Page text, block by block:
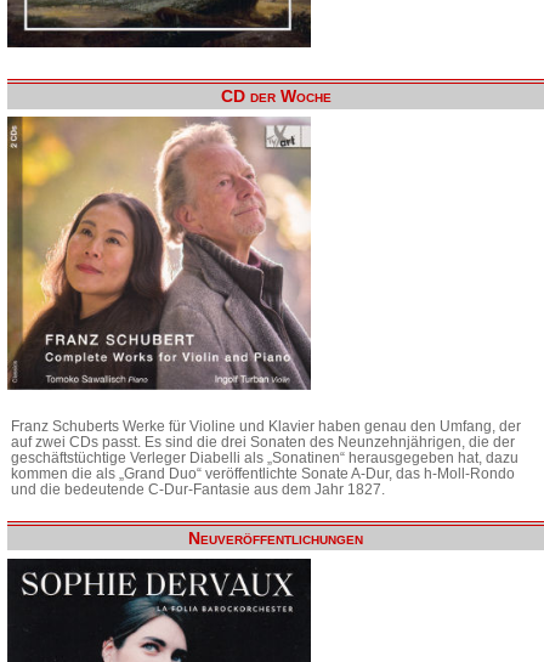
CD der Woche
Franz Schuberts Werke für Violine und Klavier haben genau den Umfang, der
auf zwei CDs passt. Es sind die drei Sonaten des Neunzehnjährigen, die der
geschäftstüchtige Verleger Diabelli als „Sonatinen“ herausgegeben hat, dazu
kommen die als „Grand Duo“ veröffentlichte Sonate A-Dur, das h-Moll-Rondo
und die bedeutende C-Dur-Fantasie aus dem Jahr 1827.
Neuveröffentlichungen